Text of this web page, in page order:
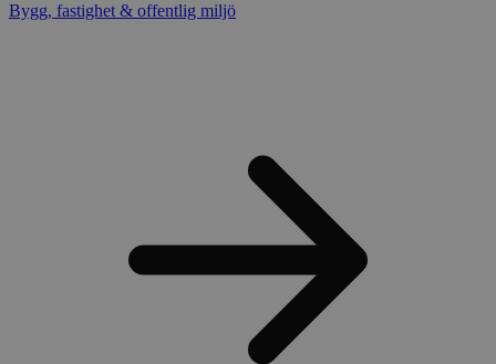
Bygg, fastighet & offentlig miljö